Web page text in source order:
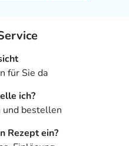
für Sie da
ich?
und bestellen
Rezept ein?